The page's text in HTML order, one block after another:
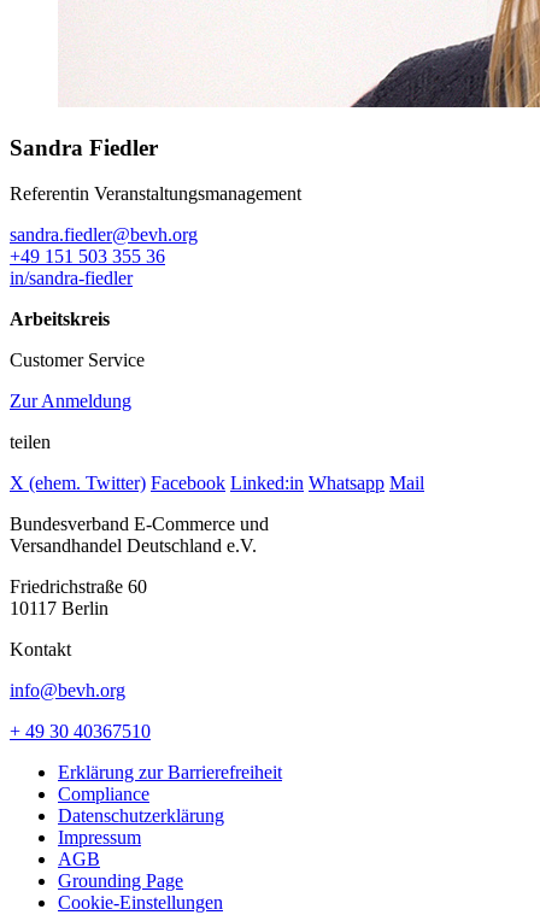
Sandra Fiedler
Referentin Veranstaltungsmanagement
sandra.fiedler@bevh.org
+49 151 503 355 36
in/sandra-fiedler
Arbeitskreis
Customer Service
Zur Anmeldung
teilen
X (ehem. Twitter) Facebook Linked:in Whatsapp Mail
Bundesverband E-Commerce und
Versandhandel Deutschland e.V.
Friedrichstraße 60
10117 Berlin
Kontakt
info@bevh.org
+ 49 30 40367510
Erklärung zur Barrierefreiheit
Compliance
Datenschutzerklärung
Impressum
AGB
Grounding Page
Cookie-Einstellungen